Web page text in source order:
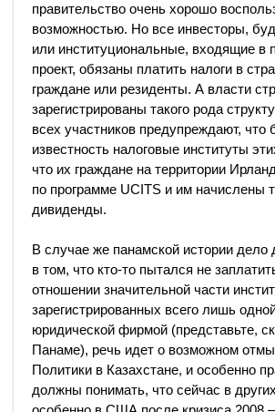
правительство очень хорошо
возможностью. Но все инвесторы,
или институциональные, входящие в
проект, обязаны платить налоги в
граждане или резиденты. А власти
зарегистрированы такого рода
всех участников предупреждают, что
известность налоговые институты
что их граждане на территории
по программе UCITS и им начислены
дивиденды.
В случае же панамской истории дело
в том, что кто-то пытался не
отношении значительной части
зарегистрированных всего лишь
юридической фирмой (представьте,
Панаме), речь идет о возможном
Политики в Казахстане, и особенно
должны понимать, что сейчас в